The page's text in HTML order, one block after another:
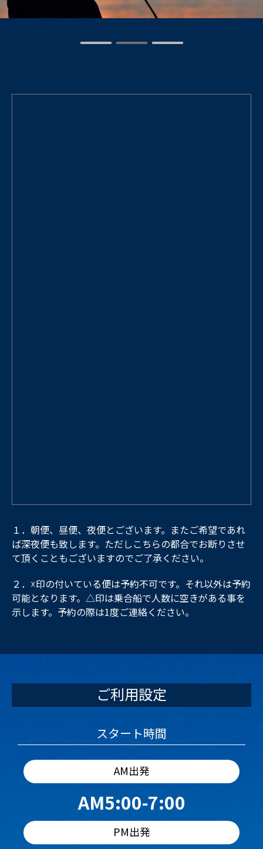
１．朝便、昼便、夜便とございます。またご希望であれ
ば深夜便も致します。ただしこちらの都合でお断りさせ
て頂くこともございますのでご了承ください。
２．☓印の付いている便は予約不可です。それ以外は予約
可能となります。△印は乗合船で人数に空きがある事を
示します。予約の際は1度ご連絡ください。
ご利用設定
スタート時間
AM出発
AM5:00-7:00
PM出発